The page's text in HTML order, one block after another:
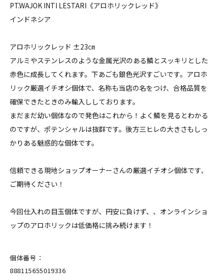
PT.WAJOK INTI LESTARI《アロホリックレッド》
インドネシア
アロホリックレッド ±23㎝
アルミやステンレスのような金属光沢のある鱗とスッキリとした
赤色に成長してくれます。下あごも銀色光沢すごいです。アロホ
リック厳選イチオシ個体で、名称も当店の名をつけ、合格品質を
確保できたときのみ輸入ししております。
まだまだ幼い個体なので発色はこれから！よく鱗を見るとわかる
のですが、ポテンシャルは抜群です。後方三ヒレの大きさもしっ
かりある魅惑的な個体です。
信頼できる現地ショップオーナーさんの厳選イチオシ個体です、
ご期待ください！
今回仕入れの目玉個体ですが、円安に負けず、、オンラインショ
ップのアロホリックは低価格に挑み続けます！
個体番号：
888115655019336